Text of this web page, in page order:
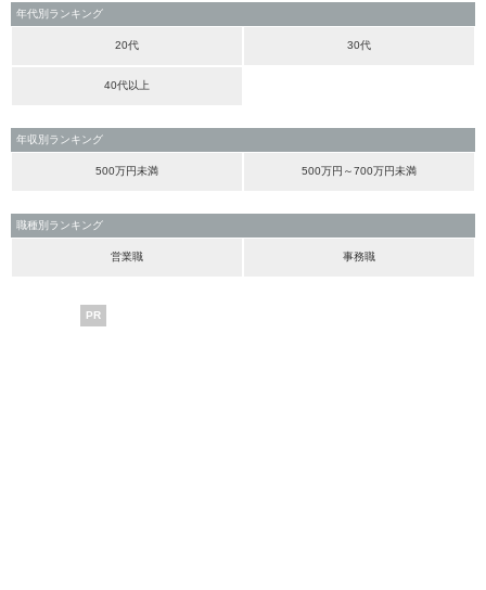
年代別ランキング
20代 30代
40代以上
年収別ランキング
500万円未満 500万円～700万円未満
職種別ランキング
営業職 事務職
PR